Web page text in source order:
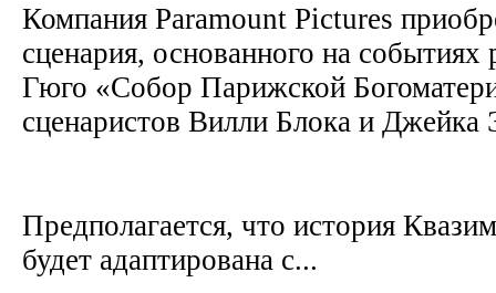
Компания Paramount Pictures
сценария, основанного на
Гюго «Собор Парижской
сценаристов Вилли Блока и
Предполагается, что история
будет адаптирована с...